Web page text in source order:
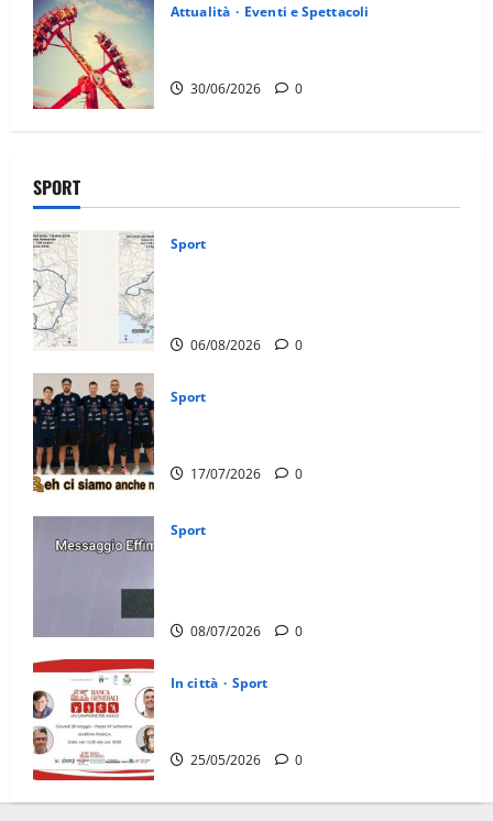
Attualità Eventi e Spettacoli
30/06/2026 0
SPORT
Sport
06/08/2026 0
Sport
17/07/2026 0
Sport
08/07/2026 0
In città Sport
25/05/2026 0